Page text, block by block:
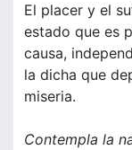
El placer y el
estado que es
causa,
la dicha que
miseria.
Contempla la